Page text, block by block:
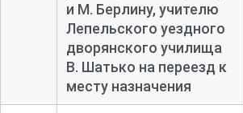
и М. Берлину, учителю
Лепельского уездного
дворянского училища
В. Шатько на переезд к
месту назначения